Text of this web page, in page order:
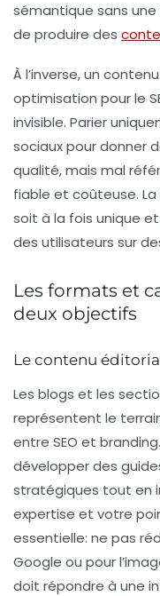
sémantique sans
de produire des
À l’inverse, un
optimisation pour le
invisible. Parier
sociaux pour donner
qualité, mais mal
fiable et coûteuse.
soit à la fois unique
des utilisateurs sur
Les formats et
deux objectifs
Le contenu
Les blogs et les
représentent le
entre SEO et branding
développer des
stratégiques tout en
expertise et votre
essentielle: ne pas
Google ou pour
doit répondre à une